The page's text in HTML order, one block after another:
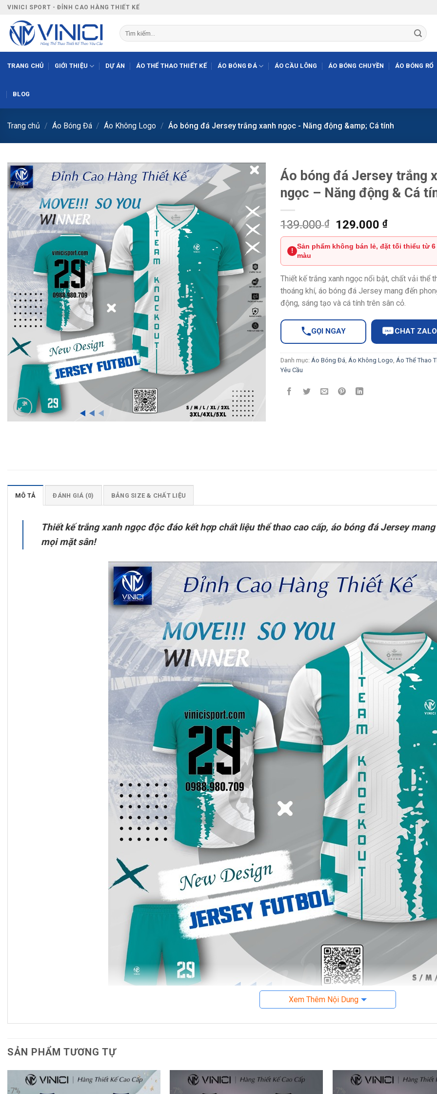
Bỏ
nội
dung
VINICI SPORT - ĐỈNH CAO HÀNG THIẾT KẾ
Tìm
kiếm:
TRANG CHỦ GIỚI THIỆU DỰ ÁN ÁO THỂ THAO THIẾT KẾ ÁO BÓNG ĐÁ ÁO CẦU LÔNG ÁO BÓNG CHUYỀN ÁO BÓNG RỔ
BLOG
Trang chủ / Áo Bóng Đá / Áo Không Logo / Áo bóng đá Jersey trắng xanh ngọc - Năng động &amp; Cá tính
-7%
Áo bóng đá Jersey trắng
ngọc – Năng động & Cá
139.000₫
Giá
gốc
là:
129.000₫Giá
hiện
tại
129.000
!
Sản phẩm không bán lẻ, đặt tối thiểu từ 6
màu
Thiết kế trắng xanh ngọc nổi bật, chất vải thể
thoáng khí, áo bóng đá Jersey mang đến
động, sáng tạo và cá tính trên sân cỏ.
GỌI NGAY ZALO CHAT
Danh mục: Áo Bóng Đá Áo Không Logo Áo Thể Thao
Yêu Cầu
MÔ TẢ ĐÁNH GIÁ (0) BẢNG SIZE & CHẤT LIỆU
Thiết kế trắng xanh ngọc độc đáo kết hợp chất liệu thể thao cao cấp, áo bóng đá Jersey
mọi mặt sân!
Áo bóng đá Jersey trắng xanh ngọc
Mẫu áo bóng đá Jersey trắng xanh ngọc
Xanh ngọc (teal)
: biểu tượng của sáng tạo và đổi mới, giúp đội bóng của bạn nổi bật trên sân.
Trắng: nét trung hoà tinh khiết, cân bằng thiết kế tổng thể giúp tạo cảm giác dễ nhìn, hài hòa.
Xem Thêm Nội Dung
SẢN PHẨM TƯƠNG TỰ
-7%